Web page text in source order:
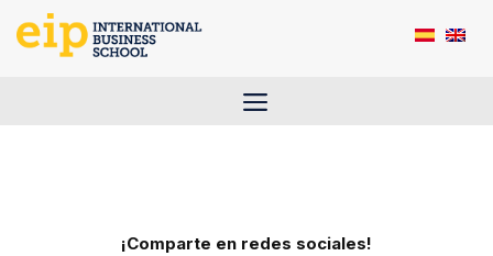
Saltar
Menú
¡Comparte en redes sociales!